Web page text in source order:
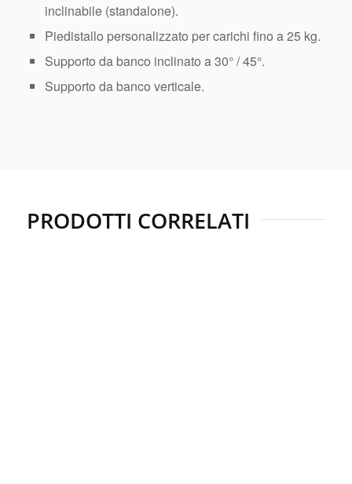
inclinabile (standalone).
Piedistallo personalizzato per carichi fino a 25 kg.
Supporto da banco inclinato a 30° / 45°.
Supporto da banco verticale.
PRODOTTI CORRELATI